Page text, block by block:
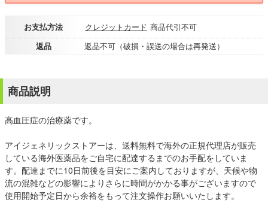
お支払方法 クレジットカード 商品代引不可
返品
返品不可（破損・誤送の場合は再発送）
商品説明
高血圧症の治療薬です。
アイジェネリックストアーは、送料無料で海外の正規代理店が販売
している海外医薬品をご自宅に配達するまでのお手配をしていま
す。配達までに10日前後を目安にご案内しておりますが、天候や物
流の混雑などの影響によりさらに時間がかかる事がございますので
使用開始予定日から余裕をもって注文操作お願いいたします。